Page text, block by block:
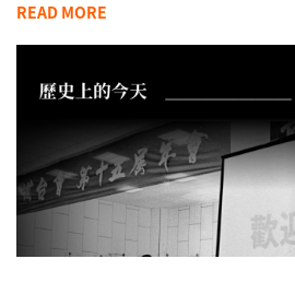
READ MORE